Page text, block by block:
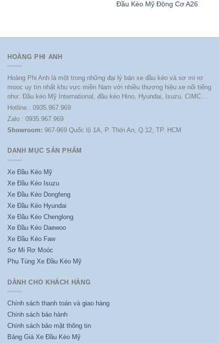
Đầu Kéo Mỹ Động Cơ A26
HOÀNG PHI ANH
Hoàng Phi Anh là một trong những đại lý bán xe đầu kéo và sơ mi rơ
mooc uy tín nhất khu vực miền Nam với nhiều thương hiệu xe nổi tiếng
như: Đầu kéo Mỹ International, đầu kéo Hino, Hyundai, Isuzu, CIMC…
Hotline : 0935.967.969
Zalo : 0935.967.969
Showroom: 967-969 Quốc lộ 1A, P. Thới An, Q.12, TP. HCM
DANH MỤC SẢN PHẨM
Xe Đầu Kéo Mỹ
Xe Đầu Kéo Isuzu
Xe Đầu Kéo Dongfeng
Xe Đầu Kéo Hyundai
Xe Đầu Kéo Chenglong
Xe Đầu Kéo Daewoo
Xe Đầu Kéo Faw
Sơ Mi Rơ Moóc
Phụ Tùng Xe Đầu Kéo Mỹ
DÀNH CHO KHÁCH HÀNG
Chính sách thanh toán và giao hàng
Chính sách bảo hành
Chính sách bảo mật thông tin
Bảng Giá Xe Đầu Kéo Mỹ